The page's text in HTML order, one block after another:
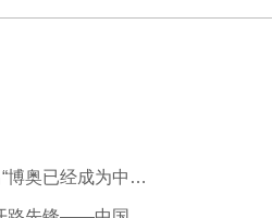
界水平的生物公司”。